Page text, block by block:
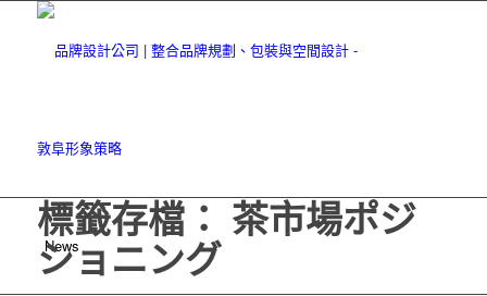
News
標籤存檔： 茶市場ポジ
ショニング